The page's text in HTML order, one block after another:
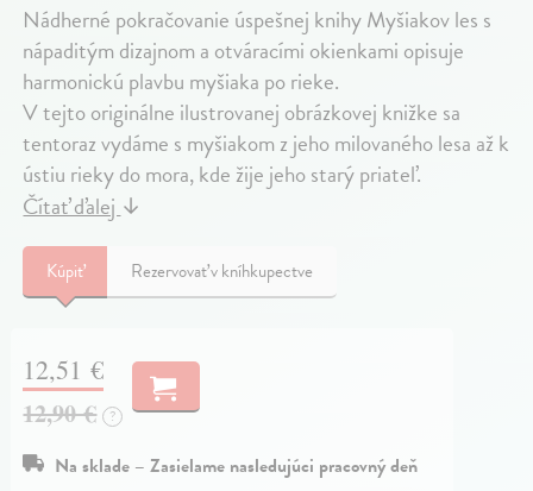
Nádherné pokračovanie úspešnej knihy Myšiakov les s
nápaditým dizajnom a otváracími okienkami opisuje
harmonickú plavbu myšiaka po rieke.
V tejto originálne ilustrovanej obrázkovej knižke sa
tentoraz vydáme s myšiakom z jeho milovaného lesa až k
ústiu rieky do mora, kde žije jeho starý priateľ.
Čítať ďalej ↓
Kúpiť Rezervovať v kníhkupectve
12,51 €
12,90 € ?
Na sklade – Zasielame nasledujúci pracovný deň